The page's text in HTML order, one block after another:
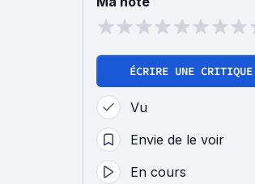
ÉCRIRE UNE CRITIQUE
Vu
Envie de le voir
En cours